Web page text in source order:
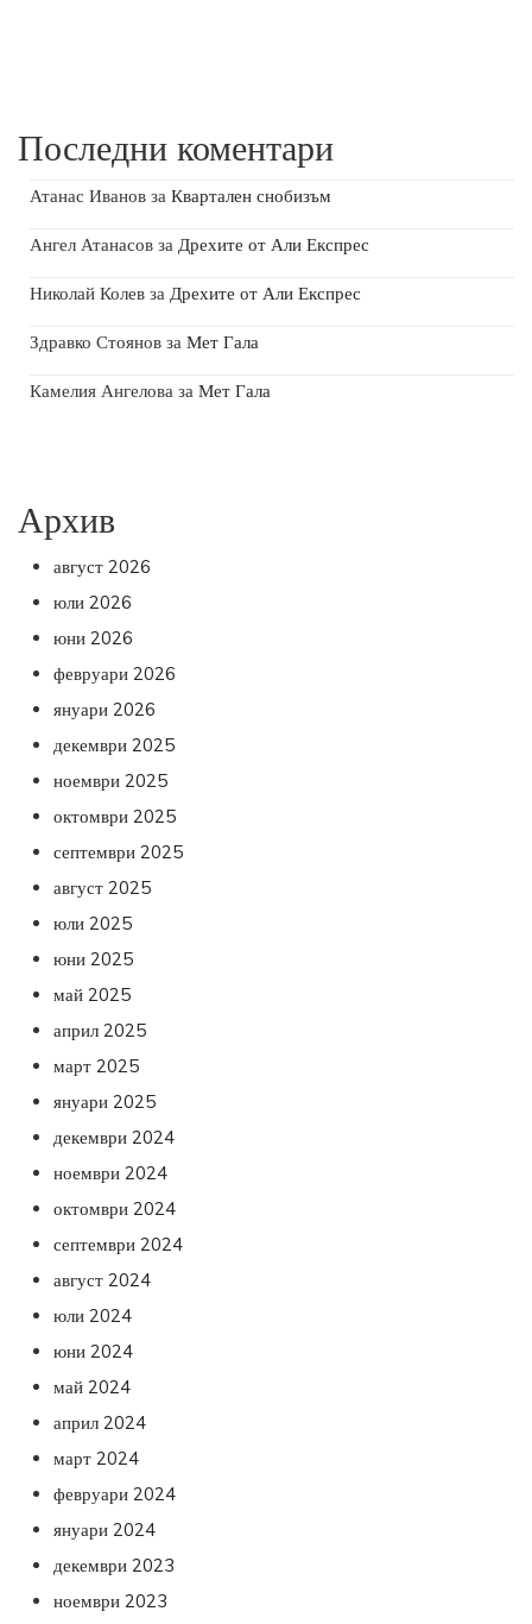
Последни коментари
Атанас Иванов за Квартален снобизъм
Ангел Атанасов за Дрехите от Али Експрес
Николай Колев за Дрехите от Али Експрес
Здравко Стоянов за Мет Гала
Камелия Ангелова за Мет Гала
Архив
август 2026
юли 2026
юни 2026
февруари 2026
януари 2026
декември 2025
ноември 2025
октомври 2025
септември 2025
август 2025
юли 2025
юни 2025
май 2025
април 2025
март 2025
януари 2025
декември 2024
ноември 2024
октомври 2024
септември 2024
август 2024
юли 2024
юни 2024
май 2024
април 2024
март 2024
февруари 2024
януари 2024
декември 2023
ноември 2023